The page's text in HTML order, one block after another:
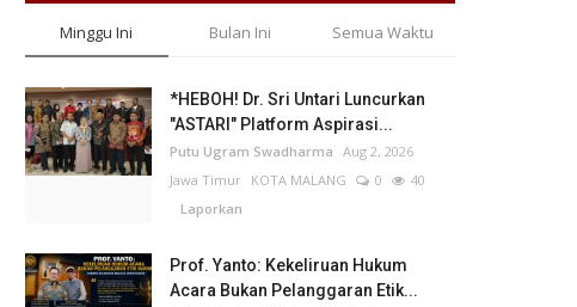
Minggu Ini Bulan Ini Semua Waktu
*HEBOH! Dr. Sri Untari Luncurkan
"ASTARI" Platform Aspirasi...
Putu Ugram Swadharma Aug 2, 2026
Jawa Timur KOTA MALANG 0
40
Laporkan
Prof. Yanto: Kekeliruan Hukum
Acara Bukan Pelanggaran Etik...